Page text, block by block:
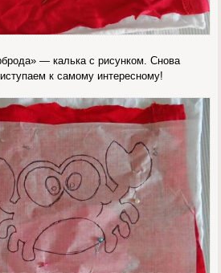
— калька с рисунком. Снова
к самому интересному!